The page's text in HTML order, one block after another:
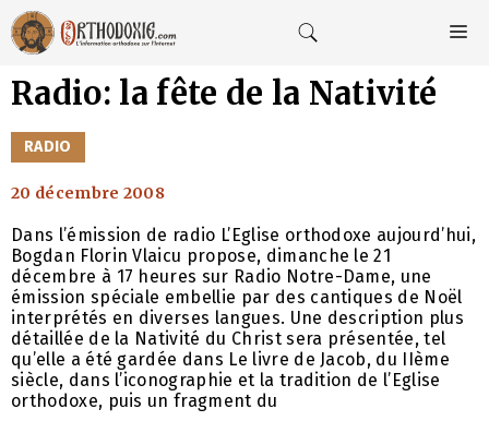
Aller
au
contenu
Radio: la fête de la Nativité
CATÉGORIES
RADIO
20 décembre 2008
Dans l’émission de radio L’Eglise orthodoxe aujourd’hui,
Bogdan Florin Vlaicu propose, dimanche le 21
décembre à 17 heures sur Radio Notre-Dame, une
émission spéciale embellie par des cantiques de Noël
interprétés en diverses langues. Une description plus
détaillée de la Nativité du Christ sera présentée, tel
qu’elle a été gardée dans Le livre de Jacob, du IIème
siècle, dans l’iconographie et la tradition de l’Eglise
orthodoxe, puis un fragment du